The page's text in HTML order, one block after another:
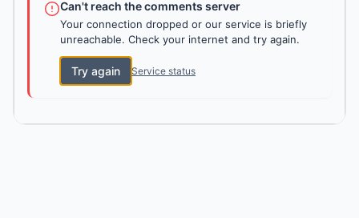
Can't reach the comments server
Your connection dropped or our service is briefly
unreachable. Check your internet and try again.
Try again Service status